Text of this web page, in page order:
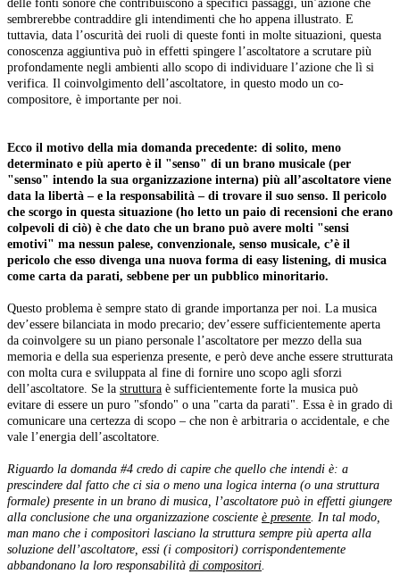
sembrerebbe contraddire gli intendimenti che ho appena illustrato. E
tuttavia, data l’oscurità dei ruoli di queste fonti in molte situazioni, questa
conoscenza aggiuntiva può in effetti spingere l’ascoltatore a scrutare più
profondamente negli ambienti allo scopo di individuare l’azione che lì si
verifica. Il coinvolgimento dell’ascoltatore, in questo modo un co-
compositore, è importante per noi.
Ecco il motivo della mia domanda precedente: di solito, meno
determinato e più aperto è il "senso" di un brano musicale (per
"senso" intendo la sua organizzazione interna) più all’ascoltatore viene
data la libertà – e la responsabilità – di trovare il suo senso. Il pericolo
che scorgo in questa situazione (ho letto un paio di recensioni che erano
colpevoli di ciò) è che dato che un brano può avere molti "sensi
emotivi" ma nessun palese, convenzionale, senso musicale, c’è il
pericolo che esso divenga una nuova forma di easy listening, di musica
come carta da parati, sebbene per un pubblico minoritario.
Questo problema è sempre stato di grande importanza per noi. La musica
dev’essere bilanciata in modo precario; dev’essere sufficientemente aperta
da coinvolgere su un piano personale l’ascoltatore per mezzo della sua
memoria e della sua esperienza presente, e però deve anche essere strutturata
con molta cura e sviluppata al fine di fornire uno scopo agli sforzi
dell’ascoltatore. Se la struttura è sufficientemente forte la musica può
evitare di essere un puro "sfondo" o una "carta da parati". Essa è in grado di
comunicare una certezza di scopo – che non è arbitraria o accidentale, e che
vale l’energia dell’ascoltatore.
Riguardo la domanda #4 credo di capire che quello che intendi è: a
prescindere dal fatto che ci sia o meno una logica interna (o una struttura
formale) presente in un brano di musica, l’ascoltatore può in effetti giungere
alla conclusione che una organizzazione cosciente è presente . In tal modo,
man mano che i compositori lasciano la struttura sempre più aperta alla
soluzione dell’ascoltatore, essi (i compositori) corrispondentemente
abbandonano la loro responsabilità di compositori